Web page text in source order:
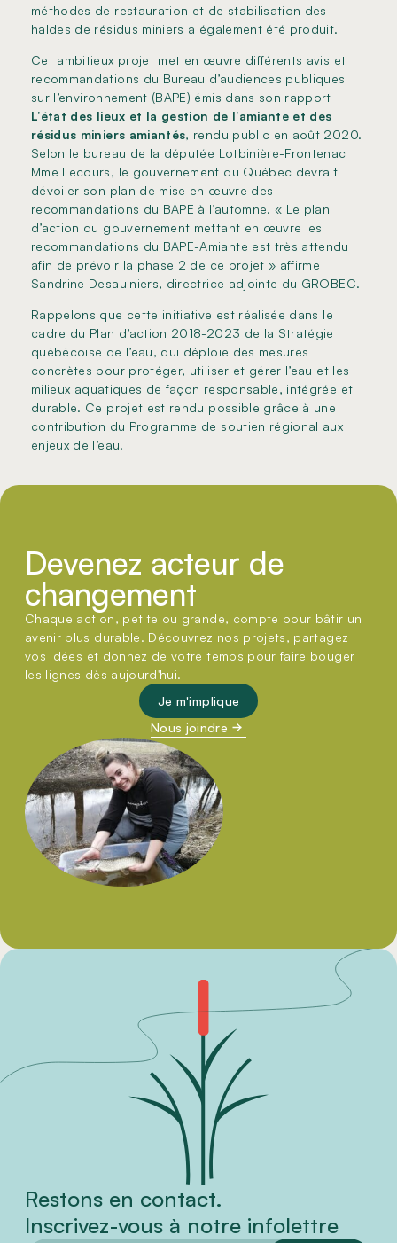
méthodes de restauration et de stabilisation des
haldes de résidus miniers a également été produit.
Cet ambitieux projet met en œuvre différents avis et
recommandations du Bureau d’audiences publiques
sur l’environnement (BAPE) émis dans son rapport
L’état des lieux et la gestion de l’amiante et des
résidus miniers amiantés, rendu public en août 2020.
Selon le bureau de la députée Lotbinière-Frontenac
Mme Lecours, le gouvernement du Québec devrait
dévoiler son plan de mise en œuvre des
recommandations du BAPE à l’automne. « Le plan
d’action du gouvernement mettant en œuvre les
recommandations du BAPE-Amiante est très attendu
afin de prévoir la phase 2 de ce projet » affirme
Sandrine Desaulniers, directrice adjointe du GROBEC.
Rappelons que cette initiative est réalisée dans le
cadre du Plan d’action 2018-2023 de la Stratégie
québécoise de l’eau, qui déploie des mesures
concrètes pour protéger, utiliser et gérer l’eau et les
milieux aquatiques de façon responsable, intégrée et
durable. Ce projet est rendu possible grâce à une
contribution du Programme de soutien régional aux
enjeux de l’eau.
Devenez acteur de
changement
Chaque action, petite ou grande, compte pour bâtir un
avenir plus durable. Découvrez nos projets, partagez
vos idées et donnez de votre temps pour faire bouger
les lignes dès aujourd'hui.
Je m'implique
Nous joindre
Restons en contact.
Inscrivez-vous à notre infolettre